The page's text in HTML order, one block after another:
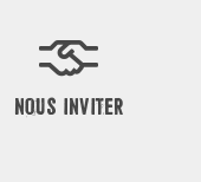
NOUS INVITER